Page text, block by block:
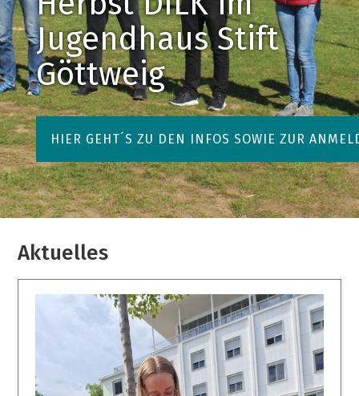
Jugendhaus Stift
Göttweig
HIER GEHT´S ZU DEN INFOS SOWIE ZUR
Aktuelles